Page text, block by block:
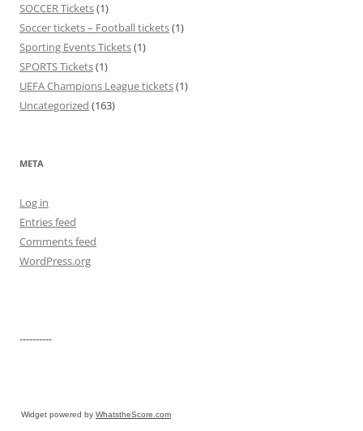
SOCCER Tickets(1)
Soccer tickets – Football tickets(1)
Sporting Events Tickets(1)
SPORTS Tickets(1)
UEFA Champions League tickets(1)
Uncategorized (163)
META
Log in
Entries feed
Comments feed
WordPress.org
----------
Widget powered by WhatstheScore.com